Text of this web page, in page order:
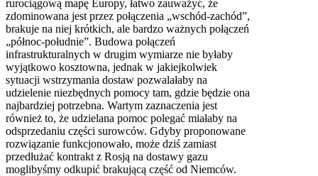
rurociągową mapę Europy, łatwo zauważyć, że
zdominowana jest przez połączenia „wschód-zachód”,
brakuje na niej krótkich, ale bardzo ważnych połączeń
„północ-południe”. Budowa połączeń
infrastrukturalnych w drugim wymiarze nie byłaby
wyjątkowo kosztowna, jednak w jakiejkolwiek
sytuacji wstrzymania dostaw pozwalałaby na
udzielenie niezbędnych pomocy tam, gdzie będzie ona
najbardziej potrzebna. Wartym zaznaczenia jest
również to, że udzielana pomoc polegać miałaby na
odsprzedaniu części surowców. Gdyby proponowane
rozwiązanie funkcjonowało, może dziś zamiast
przedłużać kontrakt z Rosją na dostawy gazu
moglibyśmy odkupić brakującą część od Niemców.